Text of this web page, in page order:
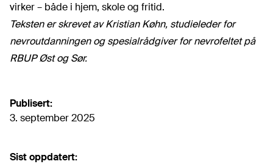
virker – både i hjem, skole og fritid.
Teksten er skrevet av Kristian Køhn, studieleder for
nevroutdanningen og spesialrådgiver for nevrofeltet på
RBUP Øst og Sør.
Publisert:
3. september 2025
Sist oppdatert: